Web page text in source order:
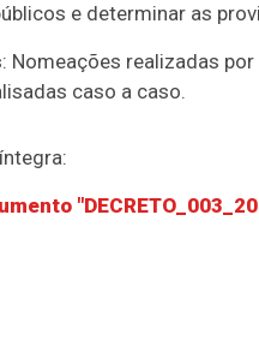
e determinar as
: Nomeações realizadas
caso a caso.